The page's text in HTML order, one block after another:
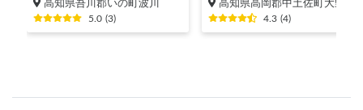
高知県吾川郡いの町波川
5.0 (3)
高知県高岡郡中土佐町大野見神母野
4.3 (4)